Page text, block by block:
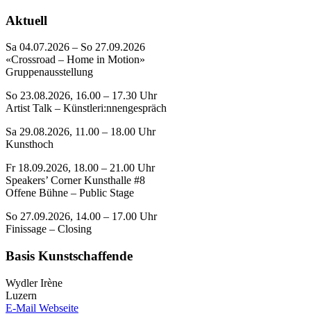
Aktuell
Sa 04.07.2026 – So 27.09.2026
«Crossroad – Home in Motion»
Gruppenausstellung
So 23.08.2026, 16.00 – 17.30 Uhr
Artist Talk – Künstleri:nnengespräch
Sa 29.08.2026, 11.00 – 18.00 Uhr
Kunsthoch
Fr 18.09.2026, 18.00 – 21.00 Uhr
Speakers’ Corner Kunsthalle #8
Offene Bühne – Public Stage
So 27.09.2026, 14.00 – 17.00 Uhr
Finissage – Closing
Basis Kunstschaffende
Wydler Irène
Luzern
E-Mail Webseite